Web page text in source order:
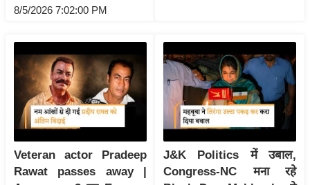
स
क्षा
B
a
i
n
8/5/2026 7:02:00 PM
Veteran actor Pradeep
Rawat passes away |
J&K Politics में उबाल,
Congress-NC मना रहे